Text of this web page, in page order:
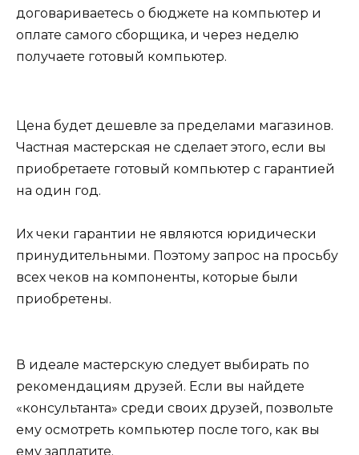
договариваетесь о бюджете на компьютер и
оплате самого сборщика, и через неделю
получаете готовый компьютер.
Цена будет дешевле за пределами магазинов.
Частная мастерская не сделает этого, если вы
приобретаете готовый компьютер с гарантией
на один год.
Их чеки гарантии не являются юридически
принудительными. Поэтому запрос на просьбу
всех чеков на компоненты, которые были
приобретены.
В идеале мастерскую следует выбирать по
рекомендациям друзей. Если вы найдете
«консультанта» среди своих друзей, позвольте
ему осмотреть компьютер после того, как вы
ему заплатите.